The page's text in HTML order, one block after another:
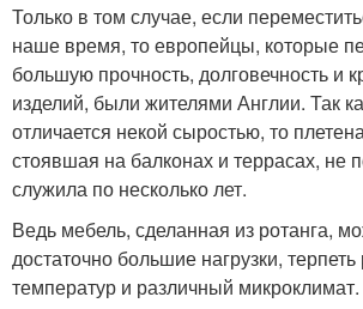
Только в том случае, если
наше время, то европейцы, которые
большую прочность, долговечность и
изделий, были жителями Англии. Так
отличается некой сыростью, то
стоявшая на балконах и террасах, не
служила по несколько лет.
Ведь мебель, сделанная из ротанга,
достаточно большие нагрузки,
температур и различный микроклимат.